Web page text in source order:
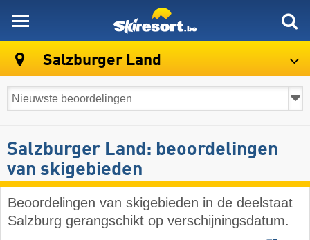
Salzburger Land
Salzburger Land: beoordelingen
van skigebieden
Beoordelingen van skigebieden in de deelstaat
Salzburg gerangschikt op verschijningsdatum.